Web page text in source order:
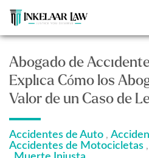
Abogado de
Explica Cómo los
Valor de un Caso de
Accidentes de Auto ,
Accidentes de Motocicletas ,